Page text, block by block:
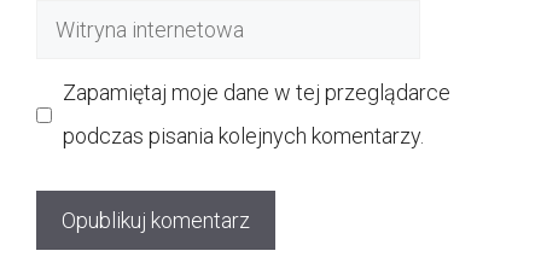
Witryna
Zapamiętaj moje dane w tej przeglądarce
podczas pisania kolejnych komentarzy.